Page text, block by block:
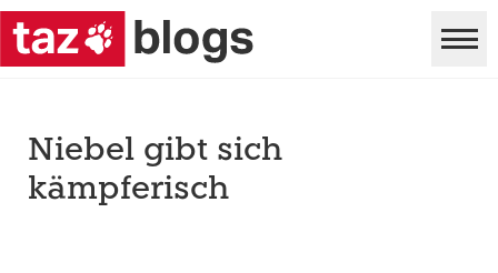
Niebel gibt sich
kämpferisch